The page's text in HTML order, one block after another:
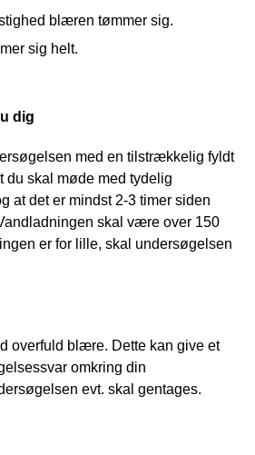
blæren tømmer sig.
sig helt.
dig
med en tilstrækkelig fyldt
du skal møde med tydelig
at det er mindst 2-3 timer siden
skal være over 150
er for lille, skal undersøgelsen
overfuld blære. Dette kan give et
omkring din
evt. skal gentages.